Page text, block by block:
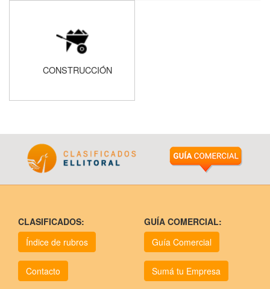
CONSTRUCCIÓN
CLASIFICADOS:
Índice de rubros
Contacto
GUÍA COMERCIAL:
Guía Comercial
Sumá tu Empresa